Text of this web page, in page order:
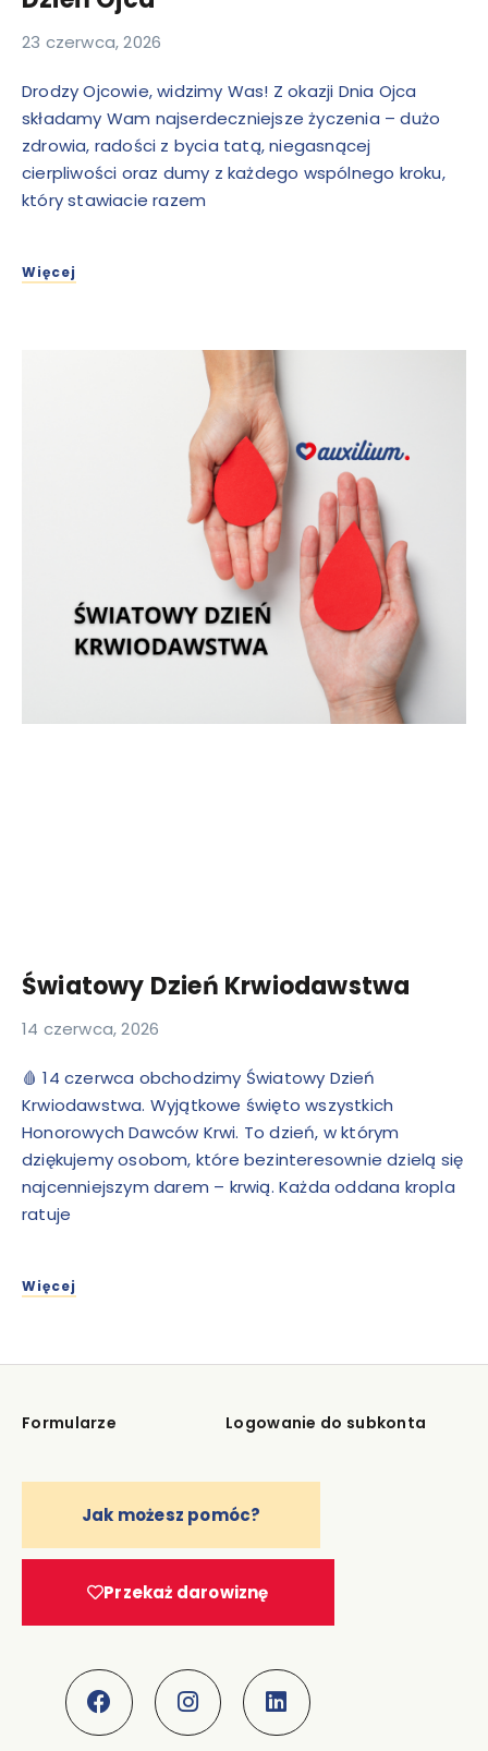
23 czerwca, 2026
Drodzy Ojcowie, widzimy Was! Z okazji Dnia Ojca
składamy Wam najserdeczniejsze życzenia – dużo
zdrowia, radości z bycia tatą, niegasnącej
cierpliwości oraz dumy z każdego wspólnego kroku,
który stawiacie razem
Więcej
Światowy Dzień Krwiodawstwa
14 czerwca, 2026
🩸 14 czerwca obchodzimy Światowy Dzień
Krwiodawstwa. Wyjątkowe święto wszystkich
Honorowych Dawców Krwi. To dzień, w którym
dziękujemy osobom, które bezinteresownie dzielą się
najcenniejszym darem – krwią. Każda oddana kropla
ratuje
Więcej
Formularze Logowanie do subkonta
Jak możesz pomóc?
Przekaż darowiznę